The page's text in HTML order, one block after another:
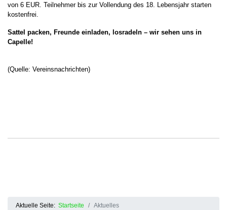
von 6 EUR. Teilnehmer bis zur Vollendung des 18. Lebensjahr starten
kostenfrei.
Sattel packen, Freunde einladen, losradeln – wir sehen uns in
Capelle!
(Quelle: Vereinsnachrichten)
Aktuelle Seite: Startseite Aktuelles